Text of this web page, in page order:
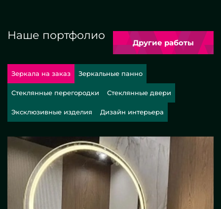
Наше портфолио
Другие работы
Зеркала на заказ Зеркальные панно
Стеклянные перегородки Стеклянные двери
Эксклюзивные изделия Дизайн интерьера